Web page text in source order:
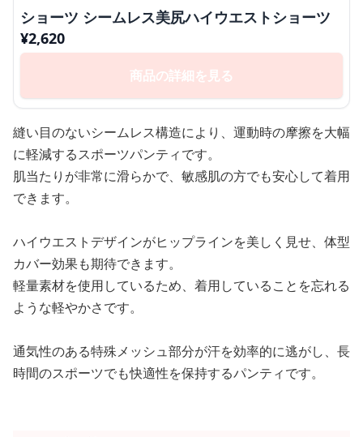
ショーツ シームレス美尻ハイウエストショーツ
¥2,620
商品の詳細を見る
縫い目のないシームレス構造により、運動時の摩擦を大幅
に軽減するスポーツパンティです。
肌当たりが非常に滑らかで、敏感肌の方でも安心して着用
できます。
ハイウエストデザインがヒップラインを美しく見せ、体型
カバー効果も期待できます。
軽量素材を使用しているため、着用していることを忘れる
ような軽やかさです。
通気性のある特殊メッシュ部分が汗を効率的に逃がし、長
時間のスポーツでも快適性を保持するパンティです。